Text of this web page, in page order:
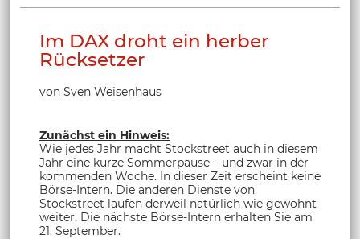
Im DAX droht ein herber
Rücksetzer
von Sven Weisenhaus
Zunächst ein Hinweis:
Wie jedes Jahr macht Stockstreet auch in diesem
Jahr eine kurze Sommerpause – und zwar in der
kommenden Woche. In dieser Zeit erscheint keine
Börse-Intern. Die anderen Dienste von
Stockstreet laufen derweil natürlich wie gewohnt
weiter. Die nächste Börse-Intern erhalten Sie am
21. September.